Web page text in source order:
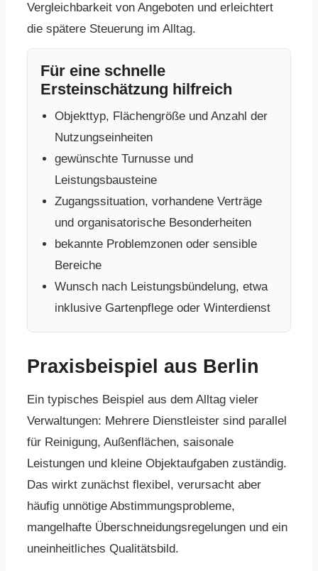
Vergleichbarkeit von Angeboten und erleichtert
die spätere Steuerung im Alltag.
Für eine schnelle
Ersteinschätzung hilfreich
Objekttyp, Flächengröße und Anzahl der
Nutzungseinheiten
gewünschte Turnusse und
Leistungsbausteine
Zugangssituation, vorhandene Verträge
und organisatorische Besonderheiten
bekannte Problemzonen oder sensible
Bereiche
Wunsch nach Leistungsbündelung, etwa
inklusive Gartenpflege oder Winterdienst
Praxisbeispiel aus Berlin
Ein typisches Beispiel aus dem Alltag vieler
Verwaltungen: Mehrere Dienstleister sind parallel
für Reinigung, Außenflächen, saisonale
Leistungen und kleine Objektaufgaben zuständig.
Das wirkt zunächst flexibel, verursacht aber
häufig unnötige Abstimmungsprobleme,
mangelhafte Überschneidungsregelungen und ein
uneinheitliches Qualitätsbild.